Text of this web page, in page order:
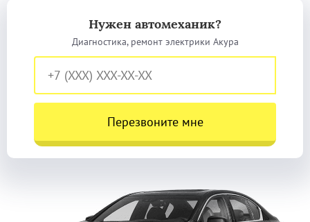
Нужен автомеханик?
Диагностика, ремонт электрики Акура
Перезвоните мне